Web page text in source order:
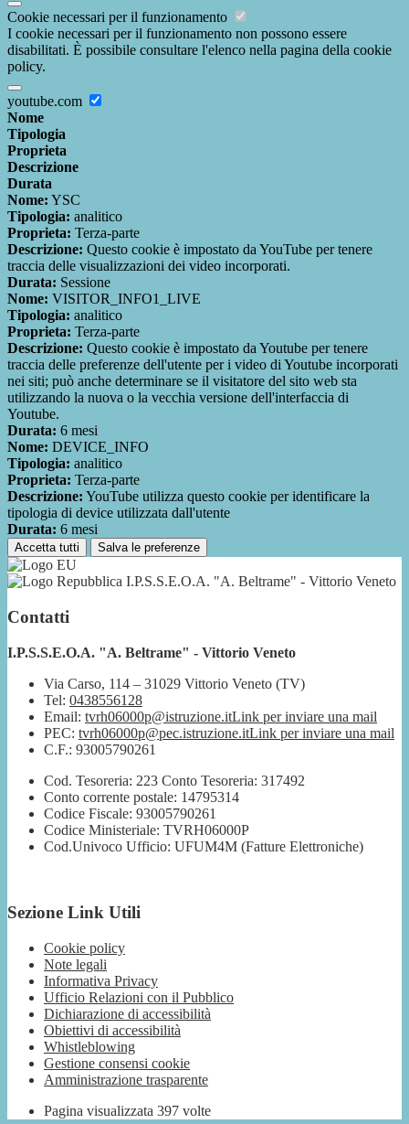
Cookie necessari per il funzionamento
I cookie necessari per il funzionamento non possono essere
disabilitati. È possibile consultare l'elenco nella pagina della cookie
policy.
youtube.com
Nome
Tipologia
Proprieta
Descrizione
Durata
Nome: YSC
Tipologia: analitico
Proprieta: Terza-parte
Descrizione: Questo cookie è impostato da YouTube per tenere
traccia delle visualizzazioni dei video incorporati.
Durata: Sessione
Nome: VISITOR_INFO1_LIVE
Tipologia: analitico
Proprieta: Terza-parte
Descrizione: Questo cookie è impostato da Youtube per tenere
traccia delle preferenze dell'utente per i video di Youtube incorporati
nei siti; può anche determinare se il visitatore del sito web sta
utilizzando la nuova o la vecchia versione dell'interfaccia di
Youtube.
Durata: 6 mesi
Nome: DEVICE_INFO
Tipologia: analitico
Proprieta: Terza-parte
Descrizione: YouTube utilizza questo cookie per identificare la
tipologia di device utilizzata dall'utente
Durata: 6 mesi
Accetta tutti Salva le preferenze
I.P.S.S.E.O.A. "A. Beltrame" - Vittorio Veneto
Contatti
I.P.S.S.E.O.A. "A. Beltrame" - Vittorio Veneto
Via Carso, 114 – 31029 Vittorio Veneto (TV)
Tel: 0438556128
Email: tvrh06000p@istruzione.itLink per inviare una mail
PEC: tvrh06000p@pec.istruzione.itLink per inviare una mail
C.F.: 93005790261
Cod. Tesoreria: 223 Conto Tesoreria: 317492
Conto corrente postale: 14795314
Codice Fiscale: 93005790261
Codice Ministeriale: TVRH06000P
Cod.Univoco Ufficio: UFUM4M (Fatture Elettroniche)
Sezione Link Utili
Cookie policy
Note legali
Informativa Privacy
Ufficio Relazioni con il Pubblico
Dichiarazione di accessibilità
Obiettivi di accessibilità
Whistleblowing
Gestione consensi cookie
Amministrazione trasparente
Pagina visualizzata 397 volte